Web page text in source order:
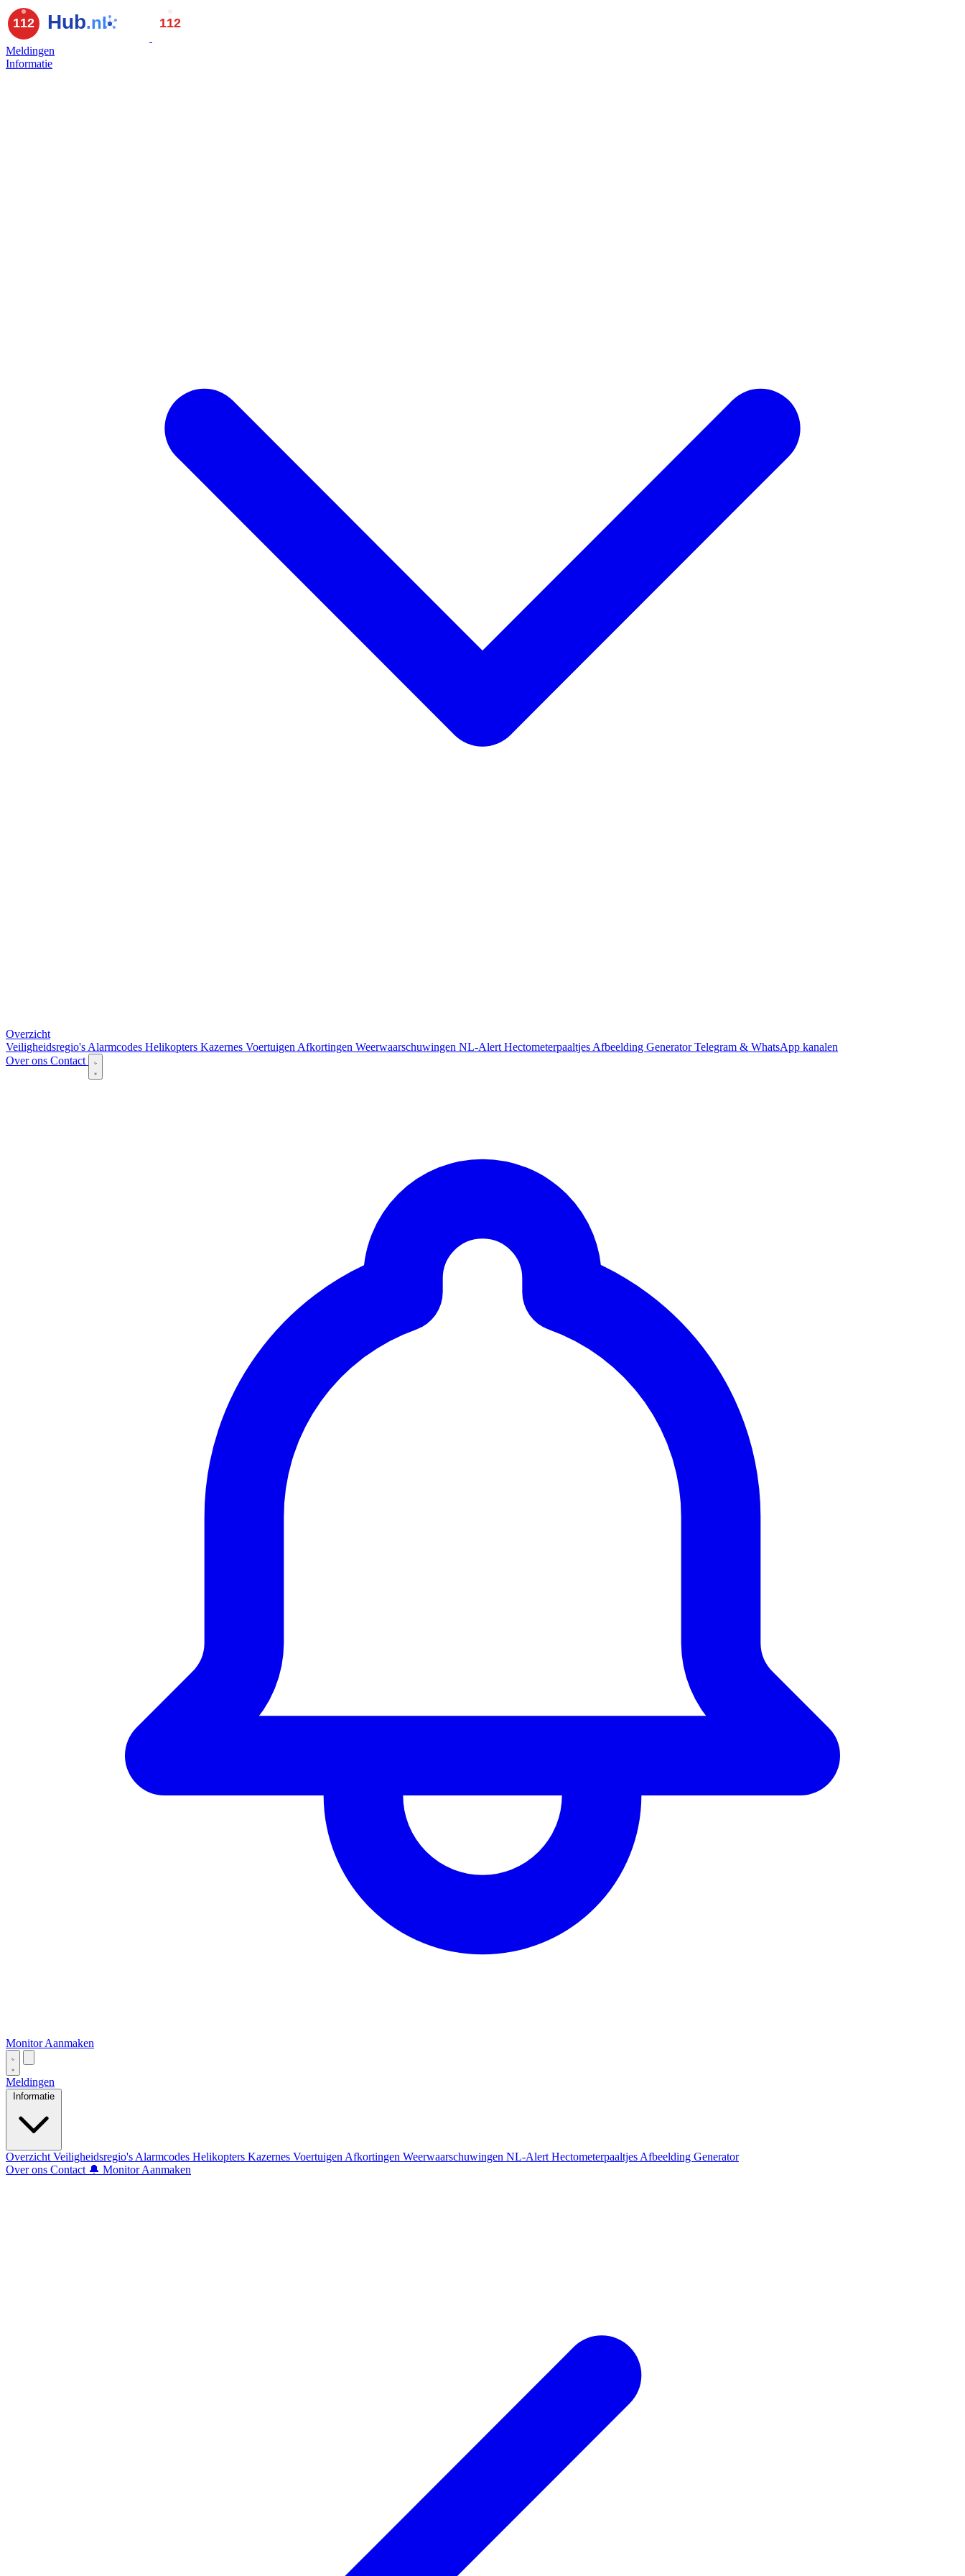
Meldingen
Informatie
Overzicht
Veiligheidsregio's Alarmcodes Helikopters Kazernes Voertuigen Afkortingen Weerwaarschuwingen NL-Alert Hectometerpaaltjes Afbeelding GeneratorTelegram & WhatsApp kanalen
Over ons Contact
Monitor Aanmaken
Meldingen
Informatie
Overzicht Veiligheidsregio's Alarmcodes Helikopters Kazernes Voertuigen Afkortingen Weerwaarschuwingen NL-Alert Hectometerpaaltjes Afbeelding Generator
Over ons Contact 🔔 Monitor Aanmaken